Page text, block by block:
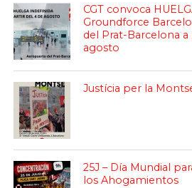
CGT convoca
Groundforce
del Prat-Barcelona
agosto
Justícia per la
25J – Día Mundial
los Ahogamientos